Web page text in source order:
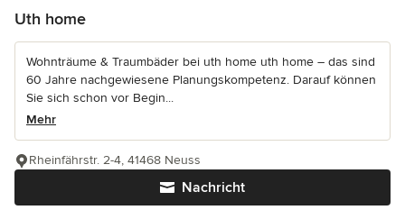
Uth home
Wohnträume & Traumbäder bei uth home uth home – das sind
60 Jahre nachgewiesene Planungskompetenz. Darauf können
Sie sich schon vor Begin...
Mehr
Nachricht
Rheinfährstr. 2-4, 41468 Neuss